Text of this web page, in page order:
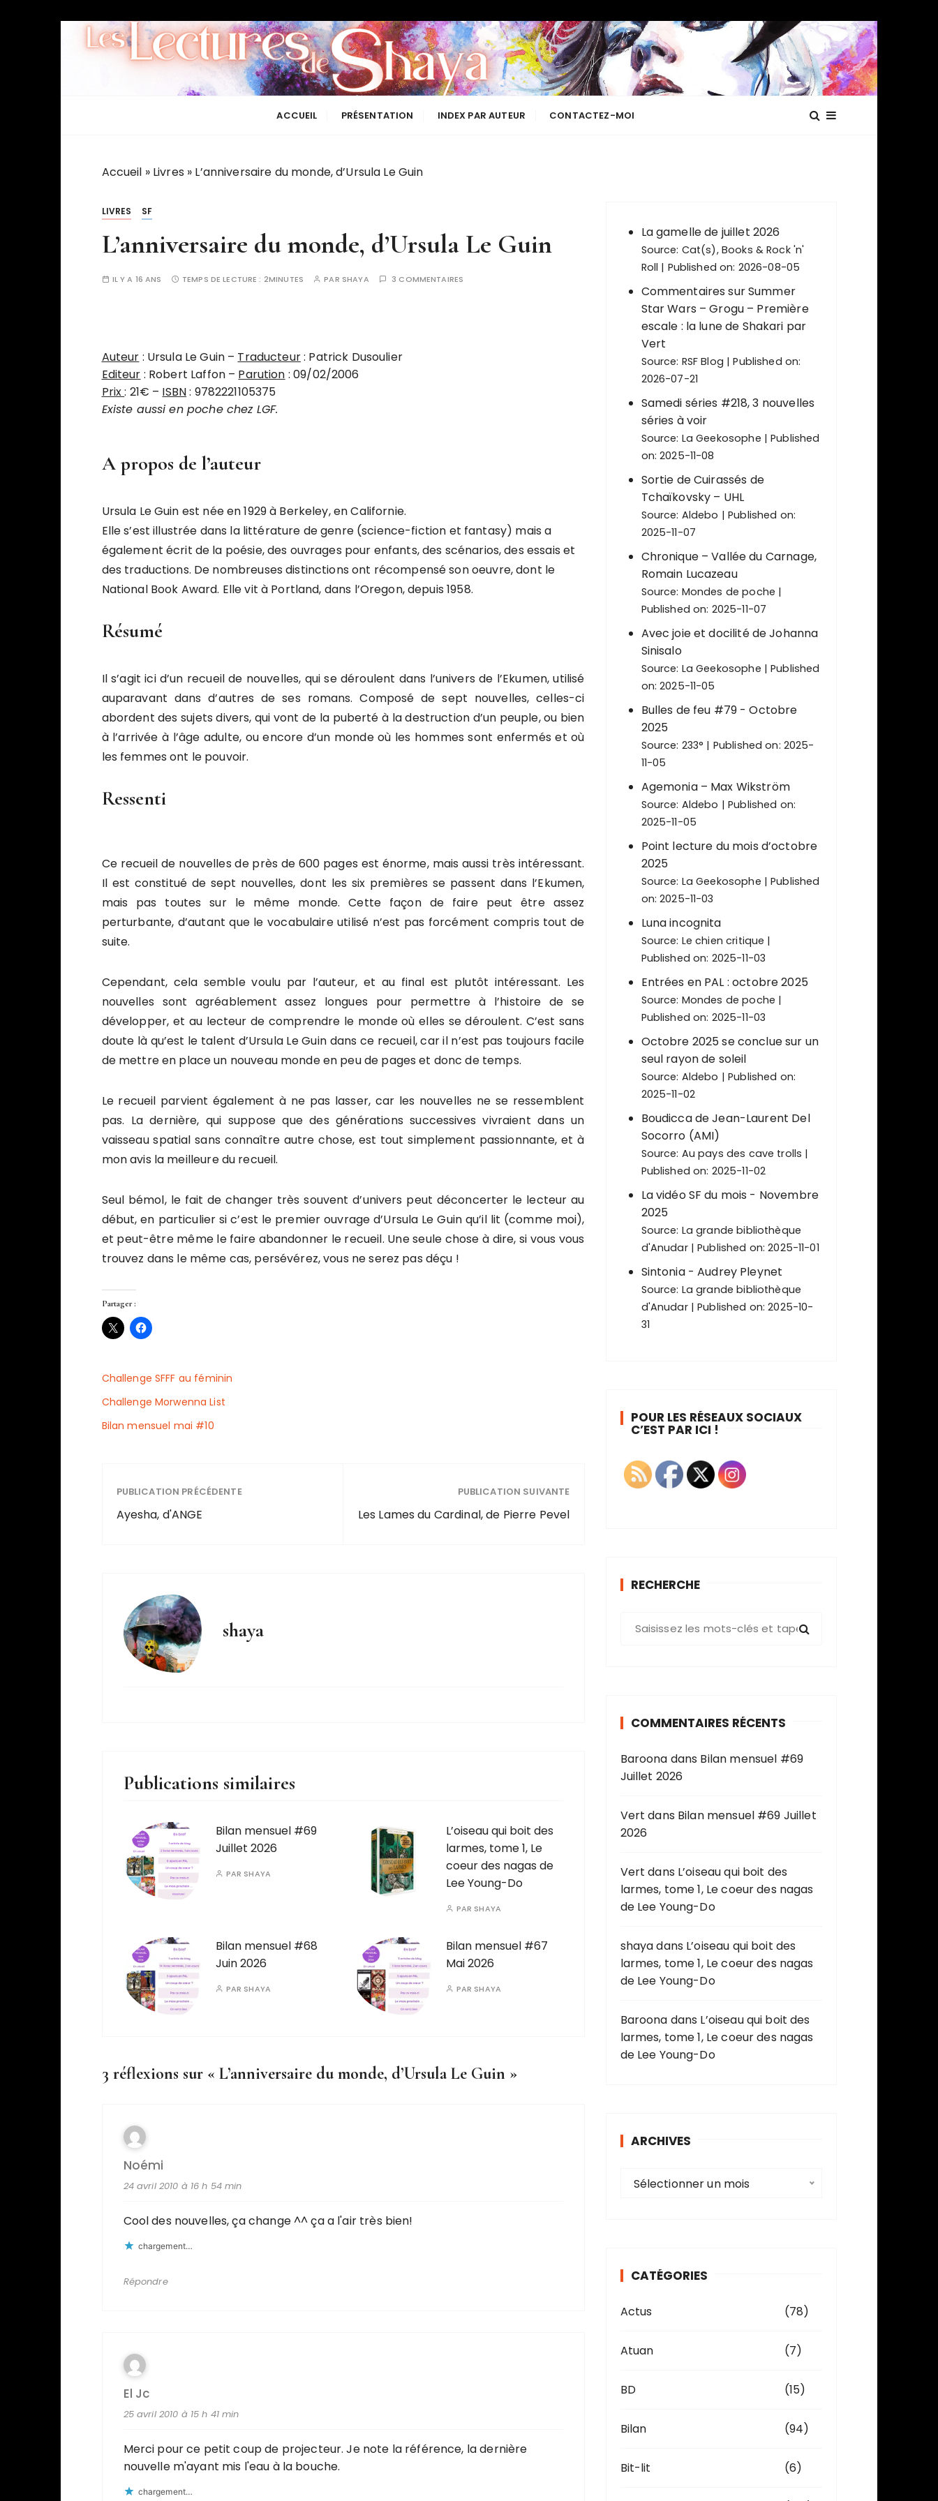
Les lectures de Shaya
ACCUEIL PRÉSENTATION INDEX PAR AUTEUR CONTACTEZ-MOI
Accueil » Livres » L’anniversaire du monde, d’Ursula Le Guin
LIVRES SF
L’anniversaire du monde, d’Ursula Le Guin
IL Y A 16 ANS TEMPS DE LECTURE : 2MINUTES PAR SHAYA 3 COMMENTAIRES
Auteur : Ursula Le Guin – Traducteur: Patrick Dusoulier
Editeur : Robert Laffon – Parution : 09/02/2006
Prix: 21€ – ISBN: 9782221105375
Existe aussi en poche chez LGF.
A propos de l’auteur
Ursula Le Guin est née en 1929 à Berkeley, en Californie.
Elle s’est illustrée dans la littérature de genre (science-fiction et fantasy) mais a
également écrit de la poésie, des ouvrages pour enfants, des scénarios, des essais et
des traductions. De nombreuses distinctions ont récompensé son oeuvre, dont le
National Book Award. Elle vit à Portland, dans l’Oregon, depuis 1958.
Résumé
Il s’agit ici d’un recueil de nouvelles, qui se déroulent dans l’univers de l’Ekumen, utilisé
auparavant dans d’autres de ses romans. Composé de sept nouvelles, celles-ci
abordent des sujets divers, qui vont de la puberté à la destruction d’un peuple, ou bien
à l’arrivée à l’âge adulte, ou encore d’un monde où les hommes sont enfermés et où
les femmes ont le pouvoir.
Ressenti
Ce recueil de nouvelles de près de 600 pages est énorme, mais aussi très intéressant.
Il est constitué de sept nouvelles, dont les six premières se passent dans l’Ekumen,
mais pas toutes sur le même monde. Cette façon de faire peut être assez
perturbante, d’autant que le vocabulaire utilisé n’est pas forcément compris tout de
suite.
Cependant, cela semble voulu par l’auteur, et au final est plutôt intéressant. Les
nouvelles sont agréablement assez longues pour permettre à l’histoire de se
développer, et au lecteur de comprendre le monde où elles se déroulent. C’est sans
doute là qu’est le talent d’Ursula Le Guin dans ce recueil, car il n’est pas toujours facile
de mettre en place un nouveau monde en peu de pages et donc de temps.
Le recueil parvient également à ne pas lasser, car les nouvelles ne se ressemblent
pas. La dernière, qui suppose que des générations successives vivraient dans un
vaisseau spatial sans connaître autre chose, est tout simplement passionnante, et à
mon avis la meilleure du recueil.
Seul bémol, le fait de changer très souvent d’univers peut déconcerter le lecteur au
début, en particulier si c’est le premier ouvrage d’Ursula Le Guin qu’il lit (comme moi),
et peut-être même le faire abandonner le recueil. Une seule chose à dire, si vous vous
trouvez dans le même cas, persévérez, vous ne serez pas déçu !
Partager :
Challenge SFFF au féminin
Challenge Morwenna List
Bilan mensuel mai #10
PUBLICATION PRÉCÉDENTE
Ayesha, d'ANGE
PUBLICATION SUIVANTE
Les Lames du Cardinal, de Pierre Pevel
shaya
Publications similaires
Bilan mensuel #69
Juillet 2026
PAR SHAYA
L’oiseau qui boit des
larmes, tome 1, Le
coeur des nagas de
Lee Young-Do
PAR SHAYA
Bilan mensuel #68
Juin 2026
PAR SHAYA
Bilan mensuel #67
Mai 2026
PAR SHAYA
3 réflexions sur « L’anniversaire du monde, d’Ursula Le Guin »
Noémi
24 avril 2010 à 16 h 54 min
Cool des nouvelles, ça change ^^ ça a l'air très bien!
chargement…
Répondre
El Jc
25 avril 2010 à 15 h 41 min
Merci pour ce petit coup de projecteur. Je note la référence, la dernière
nouvelle m'ayant mis l'eau à la bouche.
chargement…
La gamelle de juillet 2026
Source: Cat(s), Books & Rock 'n'
Roll
Published on: 2026-08-05
Commentaires sur Summer
Star Wars – Grogu – Première
escale : la lune de Shakari par
Vert
Source: RSF Blog
Published on:
2026-07-21
Samedi séries #218, 3 nouvelles
séries à voir
Source: La Geekosophe
Published
on: 2025-11-08
Sortie de Cuirassés de
Tchaïkovsky – UHL
Source: Aldebo
Published on:
2025-11-07
Chronique – Vallée du Carnage,
Romain Lucazeau
Source: Mondes de poche
Published on: 2025-11-07
Avec joie et docilité de Johanna
Sinisalo
Source: La Geekosophe
Published
on: 2025-11-05
Bulles de feu #79 - Octobre
2025
Source: 233°
Published on: 2025-
11-05
Agemonia – Max Wikström
Source: Aldebo
Published on:
2025-11-05
Point lecture du mois d’octobre
2025
Source: La Geekosophe
Published
on: 2025-11-03
Luna incognita
Source: Le chien critique
Published on: 2025-11-03
Entrées en PAL : octobre 2025
Source: Mondes de poche
Published on: 2025-11-03
Octobre 2025 se conclue sur un
seul rayon de soleil
Source: Aldebo
Published on:
2025-11-02
Boudicca de Jean-Laurent Del
Socorro (AMI)
Source: Au pays des cave trolls
Published on: 2025-11-02
La vidéo SF du mois - Novembre
2025
Source: La grande bibliothèque
d'Anudar
Published on: 2025-11-01
Sintonia - Audrey Pleynet
Source: La grande bibliothèque
d'Anudar
Published on: 2025-10-
31
POUR LES RÉSEAUX SOCIAUX
C’EST PAR ICI !
RECHERCHE
e
p
u
r
:
COMMENTAIRES RÉCENTS
Baroona dans Bilan mensuel #69
Juillet 2026
Vert dans Bilan mensuel #69 Juillet
2026
Vert dans L’oiseau qui boit des
larmes, tome 1, Le coeur des nagas
de Lee Young-Do
shayadans L’oiseau qui boit des
larmes, tome 1, Le coeur des nagas
de Lee Young-Do
Baroona dans L’oiseau qui boit des
larmes, tome 1, Le coeur des nagas
de Lee Young-Do
ARCHIVES
e
Sélectionner un mois
CATÉGORIES
Actus (78)
Atuan (7)
BD (15)
Bilan (94)
Bit-lit (6)